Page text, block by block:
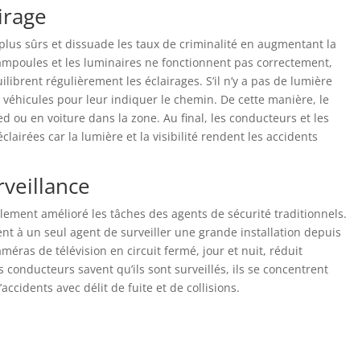
sûrs et dissuade les taux de criminalité en augmentant la
et les luminaires ne fonctionnent pas correctement,
régulièrement les éclairages. S’il n’y a pas de lumière
pour leur indiquer le chemin. De cette manière, le
ou en voiture dans la zone. Au final, les conducteurs et les
car la lumière et la visibilité rendent les accidents
amélioré les tâches des agents de sécurité traditionnels.
à un seul agent de surveiller une grande installation depuis
de télévision en circuit fermé, jour et nuit, réduit
savent qu’ils sont surveillés, ils se concentrent
avec délit de fuite et de collisions.